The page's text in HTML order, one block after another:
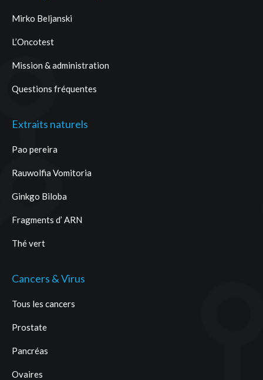
Mirko Beljanski
L’Oncotest
Mission & administration
Questions fréquentes
Extraits naturels
Pao pereira
Rauwolfia Vomitoria
Ginkgo Biloba
Fragments d’ ARN
Thé vert
Cancers & Virus
Tous les cancers
Prostate
Pancréas
Ovaires